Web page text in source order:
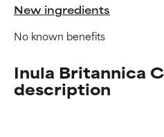
New ingredients
No known benefits
Inula Britannica
description